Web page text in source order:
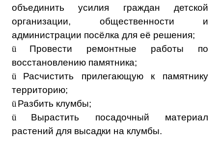
объединить усилия граждан детской
организации, общественности и
администрации посёлка для её решения;
ü
Провести ремонтные работы по
восстановлению памятника;
ü
Расчистить прилегающую к памятнику
территорию;
ü Разбить клумбы;
ü
Вырастить посадочный материал
растений для высадки на клумбы.